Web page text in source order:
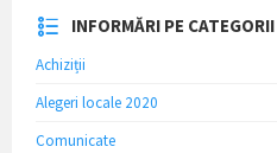
INFORMĂRI PE CATEGORII
Achiziții
Alegeri locale 2020
Comunicate